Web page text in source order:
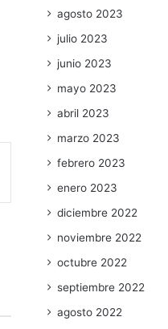
agosto 2023
julio 2023
junio 2023
mayo 2023
abril 2023
marzo 2023
febrero 2023
enero 2023
diciembre 2022
noviembre 2022
octubre 2022
septiembre 2022
agosto 2022